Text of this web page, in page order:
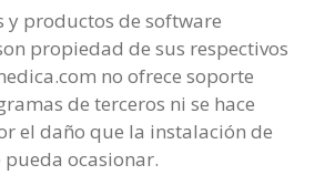
y productos de software
propiedad de sus respectivos
no ofrece soporte
de terceros ni se hace
el daño que la instalación de
ocasionar.